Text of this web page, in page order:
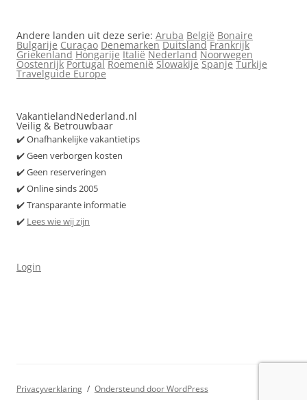
Andere landen uit deze serie: Aruba België Bonaire
Bulgarije Curaçao Denemarken Duitsland Frankrijk
Griekenland Hongarije Italië Nederland Noorwegen
Oostenrijk Portugal Roemenië Slowakije Spanje Turkije
Travelguide Europe
VakantielandNederland.nl
Veilig & Betrouwbaar
✔️ Onafhankelijke vakantietips
✔️ Geen verborgen kosten
✔️ Geen reserveringen
✔️ Online sinds 2005
✔️ Transparante informatie
✔️ Lees wie wij zijn
Login
Privacyverklaring Ondersteund door WordPress